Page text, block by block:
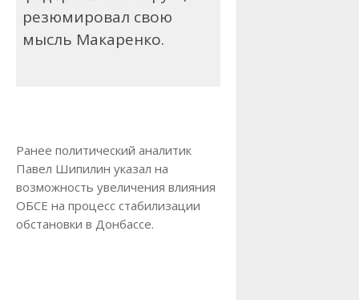
резюмировал свою
мысль Макаренко.
Ранее политический аналитик
Павел Шипилин указал на
возможность увеличения влияния
ОБСЕ на процесс стабилизации
обстановки в Донбассе.